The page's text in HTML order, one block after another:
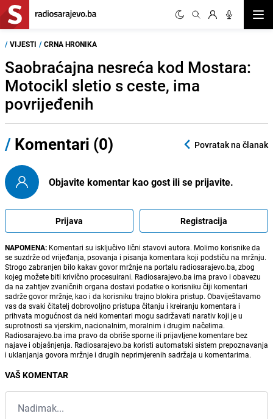
/ VIJESTI / CRNA HRONIKA
Saobraćajna nesreća kod Mostara:
Motocikl sletio s ceste, ima
povrijeđenih
/ Komentari (0) Povratak na članak
Objavite komentar kao gost ili se prijavite.
Prijava Registracija
NAPOMENA: Komentari su isključivo lični stavovi autora. Molimo korisnike da
se suzdrže od vrijeđanja, psovanja i pisanja komentara koji podstiču na mržnju.
Strogo zabranjen bilo kakav govor mržnje na portalu radiosarajevo.ba, zbog
kojeg možete biti krivično procesuirani. Radiosarajevo.ba ima pravo i obavezu
da na zahtjev zvaničnih organa dostavi podatke o korisniku čiji komentari
sadrže govor mržnje, kao i da korisniku trajno blokira pristup. Obaviještavamo
vas da svaki čitatelj dobrovoljno pristupa čitanju i kreiranju komentara i
prihvata mogućnost da neki komentari mogu sadržavati narativ koji je u
suprotnosti sa vjerskim, nacionalnim, moralnim i drugim načelima.
Radiosarajevo.ba ima pravo da obriše sporne ili prijavljene komentare bez
najave i objašnjenja. Radiosarajevo.ba koristi automatski sistem prepoznavanja
i uklanjanja govora mržnje i drugih neprimjerenih sadržaja u komentarima.
VAŠ KOMENTAR